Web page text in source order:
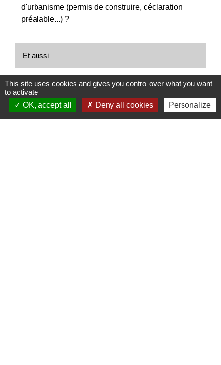
d'urbanisme (permis de construire, déclaration
préalable...) ?
Et aussi
Déclaration préalable de travaux (DP)
Logement
Permis de construire
This site uses cookies and gives you control over what you want
to activate
OK, accept all
Deny all cookies Personalize